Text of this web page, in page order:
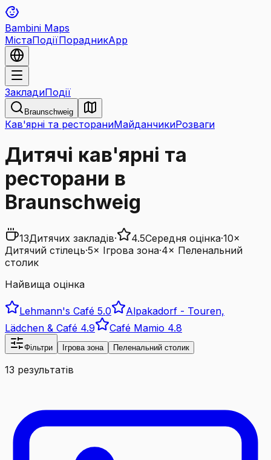
Bambini Maps
МістаПодіїПорадникApp
ЗакладиПодії
Braunschweig
Кав'ярні та рестораниМайданчикиРозваги
Дитячі кав'ярні та
ресторани в
Braunschweig
13Дитячих закладів· 4.5Середня оцінка·10×
Дитячий стілець·5× Ігрова зона·4× Пеленальний
столик
Найвища оцінка
Lehmann's Café 5.0
Alpakadorf - Touren,
Lädchen & Café 4.9 Café Mamio 4.8
Фільтри Ігрова зона Пеленальний столик
13 результатів